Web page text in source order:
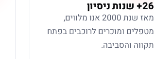
26+ שנות ניסיון
מאז שנת 2000 אנו מלווים,
מטפלים ומוכרים לרוכבים בפתח
תקווה והסביבה.